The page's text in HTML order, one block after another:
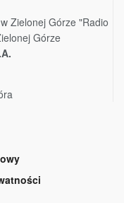
Zielonej Górze "Radio
Górze